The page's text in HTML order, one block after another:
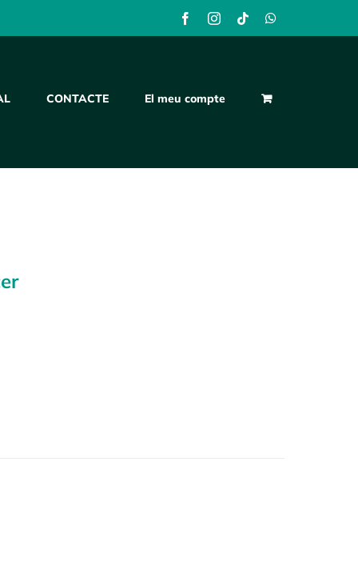
FacebookInstagram
TiktokWhatsApp
CONTACTE El meu compte